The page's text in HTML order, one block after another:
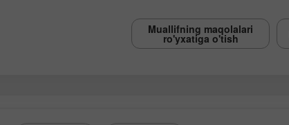
Muallifning maqolalari
ro'yxatiga o'tish